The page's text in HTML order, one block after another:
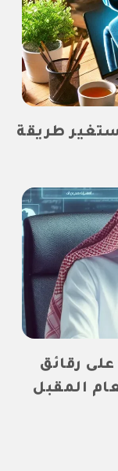
5 prompts قوية من ChatGPT ستغير طريقة
رقائق
المقبل